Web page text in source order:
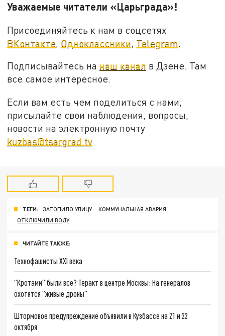
Уважаемые читатели «Царьграда»!
Присоединяйтесь к нам в соцсетях
ВКонтакте, Одноклассники, Telegram.
Подписывайтесь на наш канал в Дзене. Там
все самое интересное.
Если вам есть чем поделиться с нами,
присылайте свои наблюдения, вопросы,
новости на электронную почту
kuzbas@tsargrad.tv
ТЕГИ: ЗАТОПИЛО УЛИЦУ
КОММУНАЛЬНАЯ АВАРИЯ
ОТКЛЮЧИЛИ ВОДУ
ЧИТАЙТЕ ТАКЖЕ:
Технофашисты XXI века
"Кротами" были все? Теракт в центре Москвы: На генералов
охотятся "живые дроны"
Штормовое предупреждение объявили в Кузбассе на 21 и 22
октября